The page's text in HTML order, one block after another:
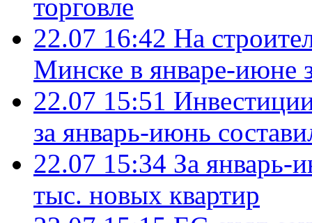
торговле
22.07 16:42 На
Минске в январе-июне
22.07 15:51
за январь-июнь
22.07 15:34 За январь-
тыс. новых квартир